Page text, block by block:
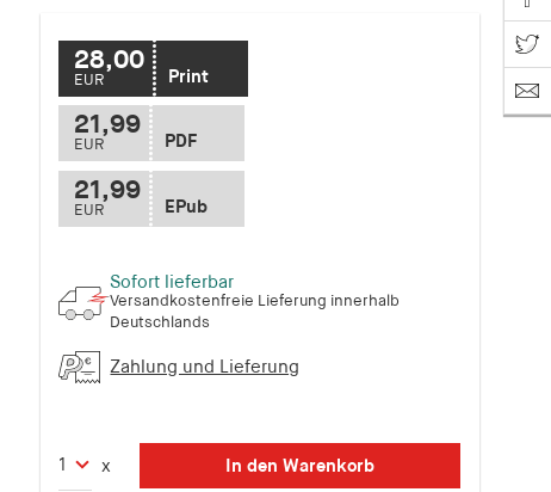
28,00
EUR Print
21,99
EUR PDF
21,99
EUR EPub
Sofort lieferbar
Versandkostenfreie Lieferung innerhalb
Deutschlands
Zahlung und Lieferung
x In den Warenkorb
Share on